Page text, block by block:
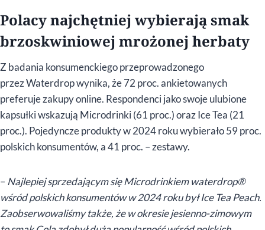
Polacy najchętniej wybierają smak
brzoskwiniowej mrożonej herbaty
Z badania konsumenckiego przeprowadzonego
przez Waterdrop wynika, że 72 proc. ankietowanych
preferuje zakupy online. Respondenci jako swoje ulubione
kapsułki wskazują Microdrinki (61 proc.) oraz Ice Tea (21
proc.). Pojedyncze produkty w 2024 roku wybierało 59 proc.
polskich konsumentów, a 41 proc. – zestawy.
–Najlepiej sprzedającym się Microdrinkiem waterdrop®
wśród polskich konsumentów w 2024 roku był Ice Tea Peach.
Zaobserwowaliśmy także, że w okresie jesienno-zimowym